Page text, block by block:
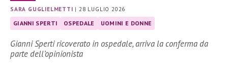
SARA GUGLIELMETTI | 28 LUGLIO 2026
GIANNI SPERTI OSPEDALE UOMINI E DONNE
Gianni Sperti ricoverato in ospedale, arriva la conferma da
parte dell’opinionista